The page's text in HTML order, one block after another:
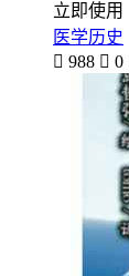
立即使用
医学历史
 988  0